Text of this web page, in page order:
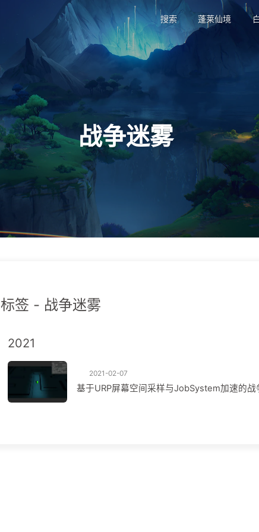
搜索 蓬莱仙境
战争迷雾
标签 - 战争迷雾
2021
2021-02-07
基于URP屏幕空间采样与JobSystem加速的战